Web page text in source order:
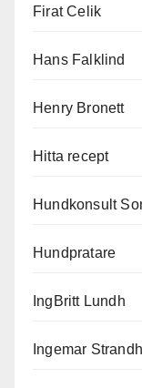
Firat Celik
Hans Falklind
Henry Bronett
Hitta recept
Hundkonsult
Hundpratare
IngBritt Lundh
Ingemar Strandh